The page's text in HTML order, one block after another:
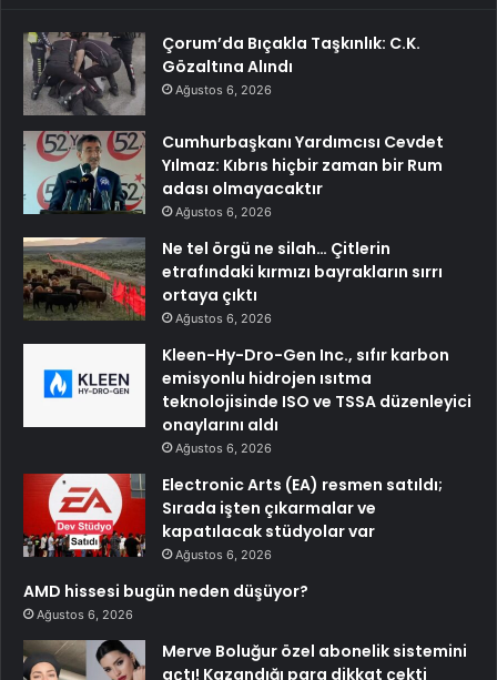
Çorum’da Bıçakla Taşkınlık: C.K.
Gözaltına Alındı
Ağustos 6, 2026
Cumhurbaşkanı Yardımcısı Cevdet
Yılmaz: Kıbrıs hiçbir zaman bir Rum
adası olmayacaktır
Ağustos 6, 2026
Ne tel örgü ne silah… Çitlerin
etrafındaki kırmızı bayrakların sırrı
ortaya çıktı
Ağustos 6, 2026
Kleen-Hy-Dro-Gen Inc., sıfır karbon
emisyonlu hidrojen ısıtma
teknolojisinde ISO ve TSSA düzenleyici
onaylarını aldı
Ağustos 6, 2026
Electronic Arts (EA) resmen satıldı;
Sırada işten çıkarmalar ve
kapatılacak stüdyolar var
Ağustos 6, 2026
AMD hissesi bugün neden düşüyor?
Ağustos 6, 2026
Merve Boluğur özel abonelik sistemini
açtı! Kazandığı para dikkat çekti